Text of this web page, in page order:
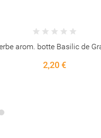
SPIRULINE PHYCO+ 500mg